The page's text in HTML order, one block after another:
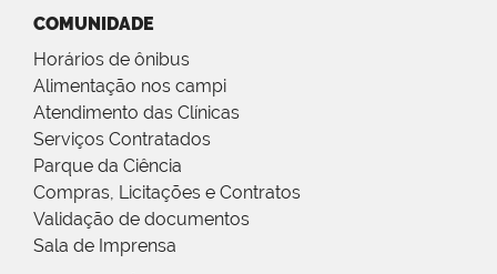
COMUNIDADE
Horários de ônibus
Alimentação nos campi
Atendimento das Clínicas
Serviços Contratados
Parque da Ciência
Compras, Licitações e Contratos
Validação de documentos
Sala de Imprensa